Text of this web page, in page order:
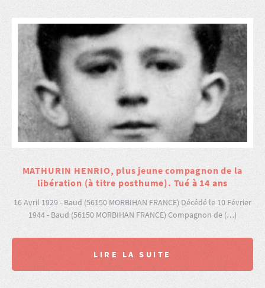
MATHURIN HENRIO, plus jeune compagnon de la
libération (à titre posthume). Tué à 14 ans
16 Avril 1929 - Baud (56150 MORBIHAN FRANCE) Décédé le 10 Février
1944 - Baud (56150 MORBIHAN FRANCE) Compagnon de (…)
LIRE LA SUITE